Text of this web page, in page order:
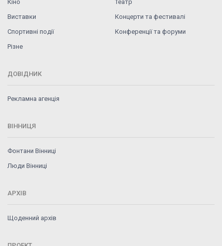
Кіно
Театр
Виставки
Концерти та фестивалі
Спортивні події
Конференції та форуми
Різне
ДОВІДНИК
Рекламна агенція
ВІННИЦЯ
Фонтани Вінниці
Люди Вінниці
АРХІВ
Щоденний архів